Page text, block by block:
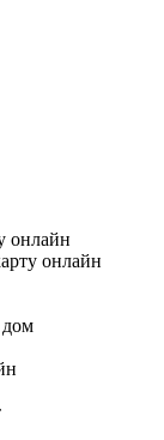
онлайн
онлайн
дом